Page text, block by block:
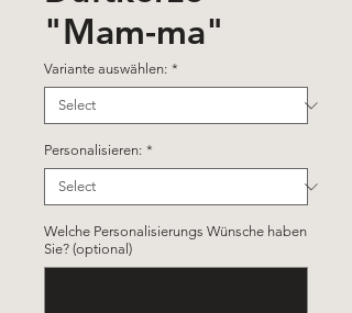
"Mam-ma"
Variante auswählen: *
Personalisieren: *
Welche Personalisierungs Wünsche haben
Sie? (optional)